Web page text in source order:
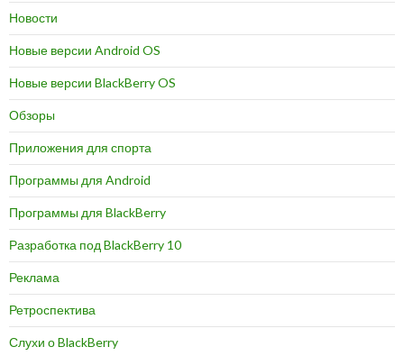
Новости
Новые версии Android OS
Новые версии BlackBerry OS
Обзоры
Приложения для спорта
Программы для Android
Программы для BlackBerry
Разработка под BlackBerry 10
Реклама
Ретроспектива
Слухи о BlackBerry